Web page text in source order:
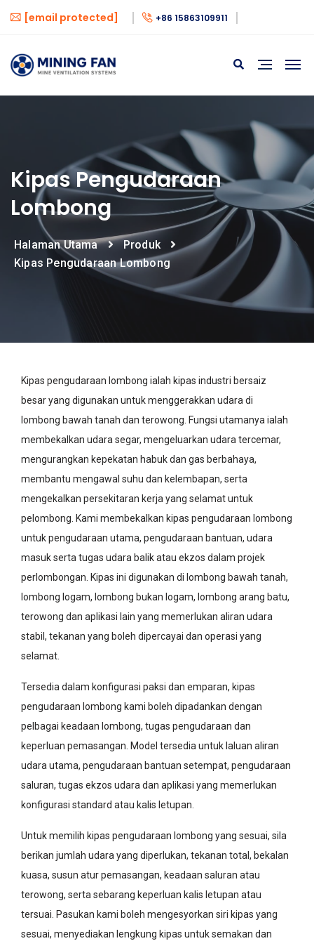
[email protected] +86 15863109911
Kipas Pengudaraan
Lombong
Halaman Utama
Produk
Kipas Pengudaraan Lombong
Kipas pengudaraan lombong ialah kipas industri bersaiz
besar yang digunakan untuk menggerakkan udara di
lombong bawah tanah dan terowong. Fungsi utamanya ialah
membekalkan udara segar, mengeluarkan udara tercemar,
mengurangkan kepekatan habuk dan gas berbahaya,
membantu mengawal suhu dan kelembapan, serta
mengekalkan persekitaran kerja yang selamat untuk
pelombong. Kami membekalkan kipas pengudaraan lombong
untuk pengudaraan utama, pengudaraan bantuan, udara
masuk serta tugas udara balik atau ekzos dalam projek
perlombongan. Kipas ini digunakan di lombong bawah tanah,
lombong logam, lombong bukan logam, lombong arang batu,
terowong dan aplikasi lain yang memerlukan aliran udara
stabil, tekanan yang boleh dipercayai dan operasi yang
selamat.
Tersedia dalam konfigurasi paksi dan emparan, kipas
pengudaraan lombong kami boleh dipadankan dengan
pelbagai keadaan lombong, tugas pengudaraan dan
keperluan pemasangan. Model tersedia untuk laluan aliran
udara utama, pengudaraan bantuan setempat, pengudaraan
saluran, tugas ekzos udara dan aplikasi yang memerlukan
konfigurasi standard atau kalis letupan.
Untuk memilih kipas pengudaraan lombong yang sesuai, sila
berikan jumlah udara yang diperlukan, tekanan total, bekalan
kuasa, susun atur pemasangan, keadaan saluran atau
terowong, serta sebarang keperluan kalis letupan atau
tersuai. Pasukan kami boleh mengesyorkan siri kipas yang
sesuai, menyediakan lengkung kipas untuk semakan dan